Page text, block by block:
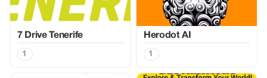
7 Drive Tenerife
1
Herodot AI
1